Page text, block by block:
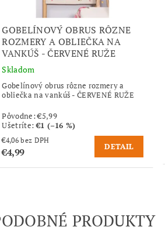
GOBELÍNOVÝ OBRUS RÔZNE
ROZMERY A OBLIEČKA NA
VANKÚŠ - ČERVENÉ RUŽE
Skladom
Gobelínový obrus rôzne rozmery a
obliečka na vankúš - ČERVENÉ RUŽE
Pôvodne:€5,99
Ušetríte:€1 (–16 %)
€4,06 bez DPH
€4,99 DETAIL
PRODUKTY